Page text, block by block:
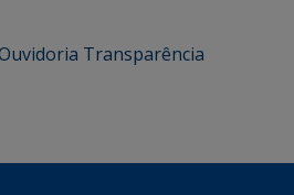
Transparência